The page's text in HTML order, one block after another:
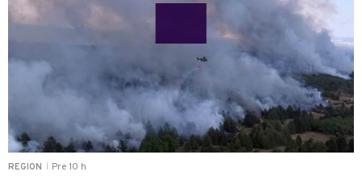
REGION Pre 10 h